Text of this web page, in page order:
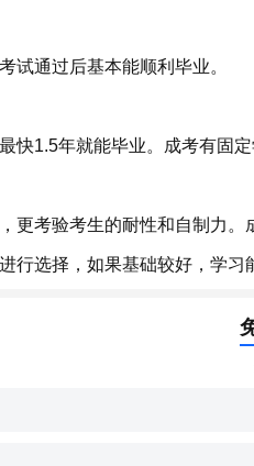
试通过后基本能顺利毕业。
快1.5年就能毕业。成考有固
更考验考生的耐性和自制力
行选择，如果基础较好，学